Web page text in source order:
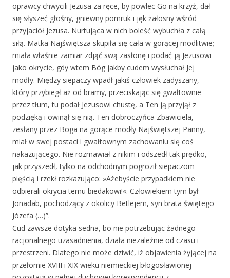
oprawcy chwycili Jezusa za ręce, by powlec Go na krzyż, dał
się słyszeć głośny, gniewny pomruk i jęk żałosny wśród
przyjaciół Jezusa. Nurtująca w nich boleść wybuchła z całą
siłą. Matka Najświętsza skupiła się cała w gorącej modlitwie;
miała właśnie zamiar zdjąć swą zasłonę i podać ją Jezusowi
jako okrycie, gdy wtem Bóg jakby cudem wysłuchał Jej
modły. Między siepaczy wpadł jakiś człowiek zadyszany,
który przybiegł aż od bramy, przeciskając się gwałtownie
przez tłum, tu podał Jezusowi chustę, a Ten ją przyjął z
podzięką i owinął się nią. Ten dobroczyńca Zbawiciela,
zesłany przez Boga na gorące modły Najświętszej Panny,
miał w swej postaci i gwałtownym zachowaniu się coś
nakazującego. Nie rozmawiał z nikim i odszedł tak prędko,
jak przyszedł, tylko na odchodnym pogroził siepaczom
pięścią i rzekł rozkazująco: »Ażebyście przypadkiem nie
odbierali okrycia temu biedakowi!«. Człowiekiem tym był
Jonadab, pochodzący z okolicy Betlejem, syn brata świętego
Józefa (…)”.
Cud zawsze dotyka sedna, bo nie potrzebując żadnego
racjonalnego uzasadnienia, działa niezależnie od czasu i
przestrzeni. Dlatego nie może dziwić, iż objawienia żyjącej na
przełomie XVIII i XIX wieku niemieckiej błogosławionej